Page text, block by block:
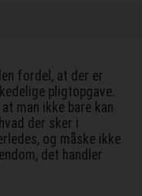
fordel, at der er
pligtopgave.
man ikke bare kan
der sker i
og måske ikke
det handler